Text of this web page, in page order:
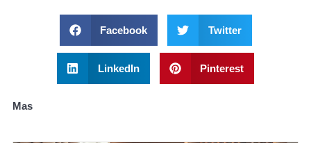
Facebook Twitter
LinkedIn Pinterest
Mas